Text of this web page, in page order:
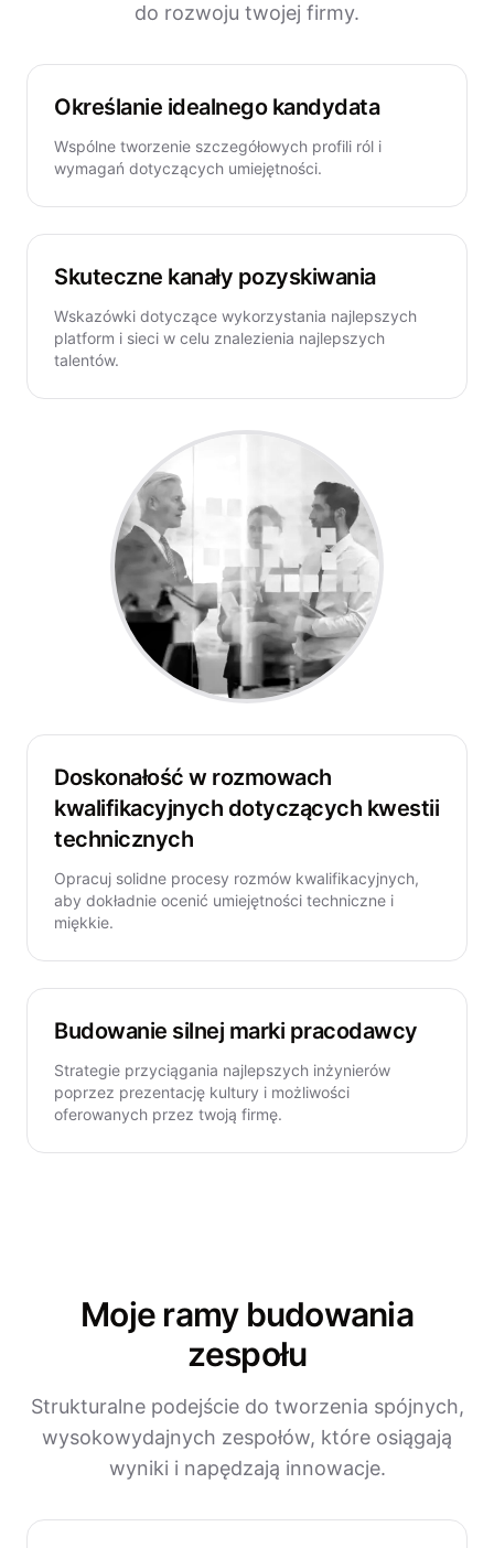
do rozwoju twojej firmy.
Określanie idealnego kandydata
Wspólne tworzenie szczegółowych profili ról i
wymagań dotyczących umiejętności.
Skuteczne kanały pozyskiwania
Wskazówki dotyczące wykorzystania najlepszych
platform i sieci w celu znalezienia najlepszych
talentów.
Doskonałość w rozmowach
kwalifikacyjnych dotyczących kwestii
technicznych
Opracuj solidne procesy rozmów kwalifikacyjnych,
aby dokładnie ocenić umiejętności techniczne i
miękkie.
Budowanie silnej marki pracodawcy
Strategie przyciągania najlepszych inżynierów
poprzez prezentację kultury i możliwości
oferowanych przez twoją firmę.
Moje ramy budowania
zespołu
Strukturalne podejście do tworzenia spójnych,
wysokowydajnych zespołów, które osiągają
wyniki i napędzają innowacje.